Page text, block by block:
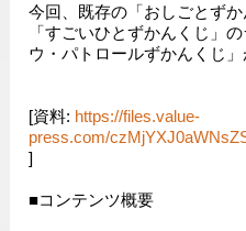
今回、既存の「おしごとずか
「すごいひとずかんくじ」
ウ・パトロールずかんくじ」
[資料: https://files.value-
press.com/
]
■コンテンツ概要